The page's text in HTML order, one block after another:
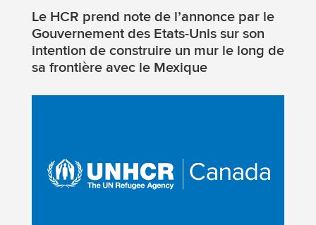
Le HCR prend note de l’annonce par le
Gouvernement des Etats-Unis sur son
intention de construire un mur le long de
sa frontière avec le Mexique